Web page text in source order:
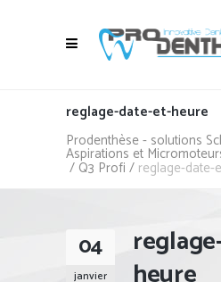
reglage-date-et-heure
Prodenthèse - solutions
Aspirations et
/ Q3 Profi / reglage-date-
04
janvier